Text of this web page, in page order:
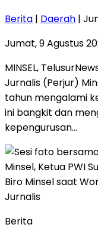
Berita | Daerah |
Jumat, 9 Agustus
MINSEL,
Jurnalis (Perjur)
tahun mengalami
ini bangkit dan
kepengurusan…
Berita